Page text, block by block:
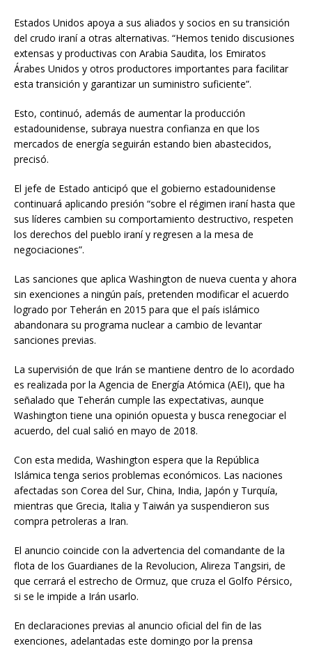
Estados Unidos apoya a sus aliados y socios en su transición
del crudo iraní a otras alternativas. “Hemos tenido discusiones
extensas y productivas con Arabia Saudita, los Emiratos
Árabes Unidos y otros productores importantes para facilitar
esta transición y garantizar un suministro suficiente”.
Esto, continuó, además de aumentar la producción
estadounidense, subraya nuestra confianza en que los
mercados de energía seguirán estando bien abastecidos,
precisó.
El jefe de Estado anticipó que el gobierno estadounidense
continuará aplicando presión “sobre el régimen iraní hasta que
sus líderes cambien su comportamiento destructivo, respeten
los derechos del pueblo iraní y regresen a la mesa de
negociaciones”.
Las sanciones que aplica Washington de nueva cuenta y ahora
sin exenciones a ningún país, pretenden modificar el acuerdo
logrado por Teherán en 2015 para que el país islámico
abandonara su programa nuclear a cambio de levantar
sanciones previas.
La supervisión de que Irán se mantiene dentro de lo acordado
es realizada por la Agencia de Energía Atómica (AEI), que ha
señalado que Teherán cumple las expectativas, aunque
Washington tiene una opinión opuesta y busca renegociar el
acuerdo, del cual salió en mayo de 2018.
Con esta medida, Washington espera que la República
Islámica tenga serios problemas económicos. Las naciones
afectadas son Corea del Sur, China, India, Japón y Turquía,
mientras que Grecia, Italia y Taiwán ya suspendieron sus
compra petroleras a Iran.
El anuncio coincide con la advertencia del comandante de la
flota de los Guardianes de la Revolucion, Alireza Tangsiri, de
que cerrará el estrecho de Ormuz, que cruza el Golfo Pérsico,
si se le impide a Irán usarlo.
En declaraciones previas al anuncio oficial del fin de las
exenciones, adelantadas este domingo por la prensa